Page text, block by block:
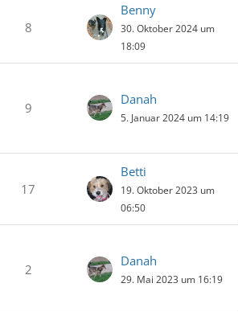
8
Benny
30. Oktober 2024 um
18:09
9
Danah
5. Januar 2024 um 14:19
17
Betti
19. Oktober 2023 um
06:50
2
Danah
29. Mai 2023 um 16:19